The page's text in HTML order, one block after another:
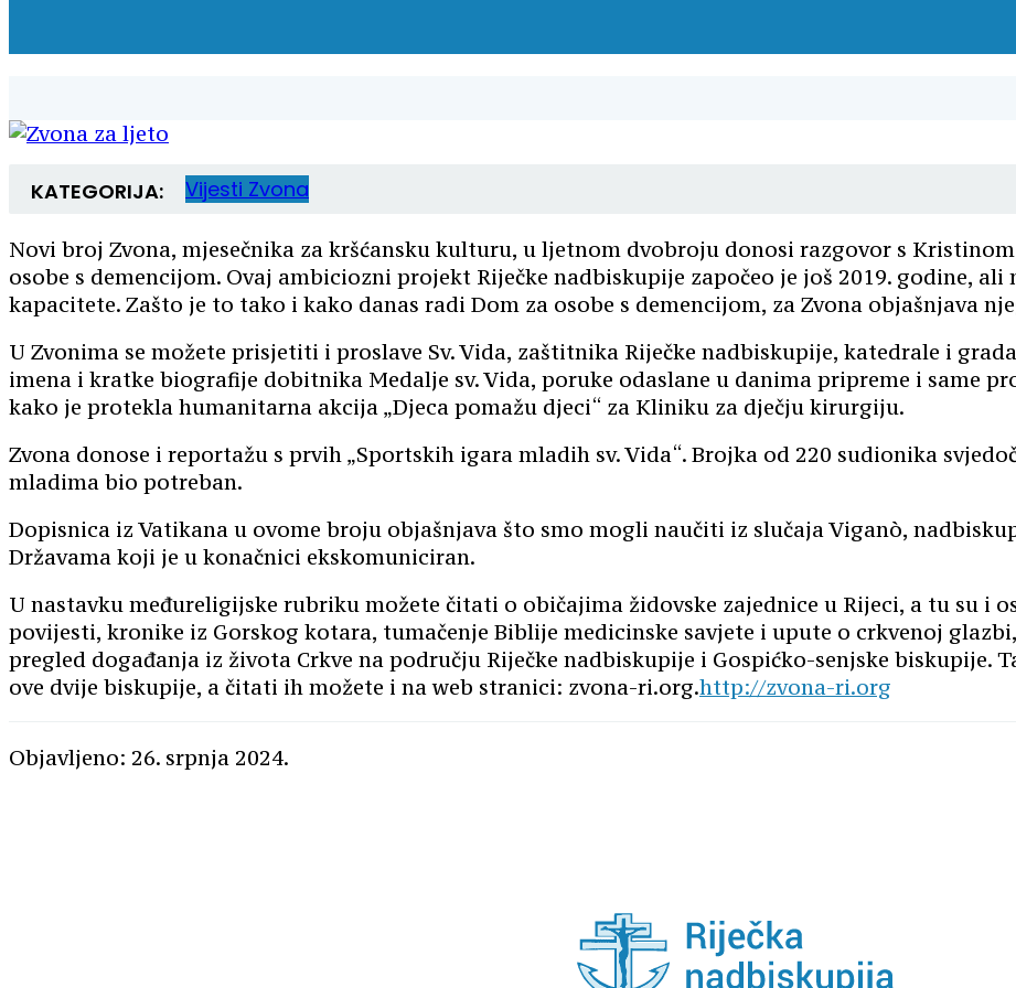
KATEGORIJA: Vijesti Zvona
Novi broj Zvona, mjesečnika za kršćansku kulturu, u ljetnom dvobroju donosi razgovor s
osobe s demencijom. Ovaj ambiciozni projekt Riječke nadbiskupije započeo je još 2019. godine,
kapacitete. Zašto je to tako i kako danas radi Dom za osobe s demencijom, za Zvona objašnjava
U Zvonima se možete prisjetiti i proslave Sv. Vida, zaštitnika Riječke nadbiskupije, katedrale i
imena i kratke biografije dobitnika Medalje sv. Vida, poruke odaslane u danima pripreme i same
kako je protekla humanitarna akcija „Djeca pomažu djeci“ za Kliniku za dječju kirurgiju.
Zvona donose i reportažu s prvih „Sportskih igara mladih sv. Vida“. Brojka od 220 sudionika
mladima bio potreban.
Dopisnica iz Vatikana u ovome broju objašnjava što smo mogli naučiti iz slučaja Viganò,
Državama koji je u konačnici ekskomuniciran.
U nastavku međureligijske rubriku možete čitati o običajima židovske zajednice u Rijeci, a tu su i
povijesti, kronike iz Gorskog kotara, tumačenje Biblije medicinske savjete i upute o crkvenoj
pregled događanja iz života Crkve na području Riječke nadbiskupije i Gospićko-senjske biskupije.
ove dvije biskupije, a čitati ih možete i na web stranici: zvona-ri.org.http://zvona-ri.org
Objavljeno: 26. srpnja 2024.